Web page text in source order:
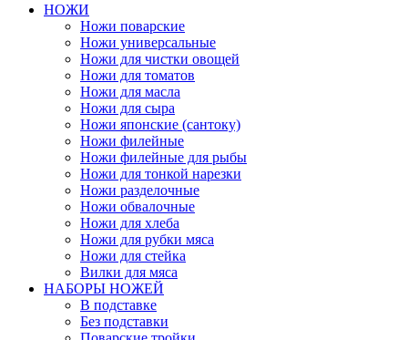
НОЖИ
Ножи поварские
Ножи универсальные
Ножи для чистки овощей
Ножи для томатов
Ножи для масла
Ножи для сыра
Ножи японские (сантоку)
Ножи филейные
Ножи филейные для рыбы
Ножи для тонкой нарезки
Ножи разделочные
Ножи обвалочные
Ножи для хлеба
Ножи для рубки мяса
Ножи для стейка
Вилки для мяса
НАБОРЫ НОЖЕЙ
В подставке
Без подставки